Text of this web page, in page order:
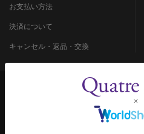
お支払い方法
決済について
キャンセル・返品・交換